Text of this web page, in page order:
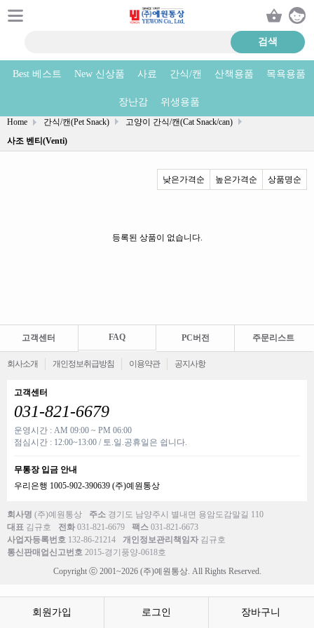
Best 베스트 New 신상품 사료 간식/캔 산책용품 목욕용품
장난감 위생용품
회원가입 로그인 장바구니
사조 벤티(Venti) 상품리스트
Home 간식/캔(Pet Snack)
고양이 간식/캔(Cat Snack/can)
사조 벤티(Venti)
낮은가격순 높은가격순 상품명순
등록된 상품이 없습니다.
고객센터 FAQ PC버전 주문리스트
회사소개 개인정보취급방침 이용약관 공지사항
고객센터
031-821-6679
운영시간 : AM 09:00 ~ PM 06:00
점심시간 : 12:00~13:00 / 토.일.공휴일은 쉽니다.
무통장 입금 안내
우리은행 1005-902-390639 (주)예원통상
회사명 (주)예원통상 주소 경기도 남양주시 별내면 용암도감말길 110
대표 김규호 전화 031-821-6679 팩스 031-821-6673
사업자등록번호 132-86-21214 개인정보관리책임자 김규호
통신판매업신고번호 2015-경기풍양-0618호
Copyright ⓒ 2001~2026 (주)예원통상. All Rights Reserved.